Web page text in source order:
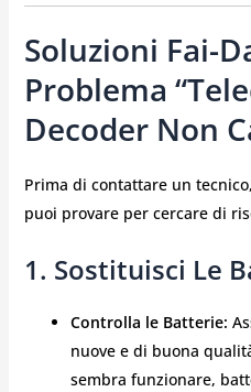
Soluzioni Fai-
Problema
Decoder Non
Prima di contattare un
puoi provare per cercare di
1. Sostituisci Le
Controlla le Batterie:
nuove e di buona
sembra funzionare,